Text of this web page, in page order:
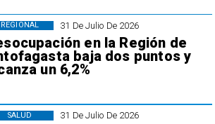
31 De Julio De 2026
en la Región de
baja dos puntos y
un 6,2%
REGIONAL
31 De Julio De 2026
SALUD